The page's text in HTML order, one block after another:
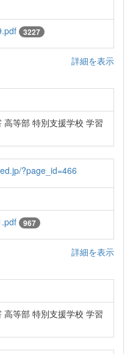
3227
詳細を表示
高等部 特別支援学校 学習
?page_id=466
967
詳細を表示
高等部 特別支援学校 学習